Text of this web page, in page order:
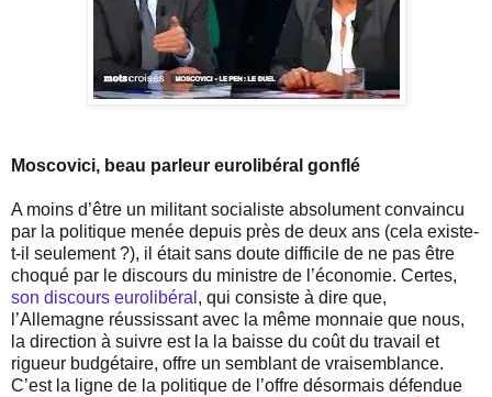
Moscovici, beau parleur eurolibéral gonflé
A moins d’être un militant socialiste absolument convaincu
par la politique menée depuis près de deux ans (cela existe-
t-il seulement ?), il était sans doute difficile de ne pas être
choqué par le discours du ministre de l’économie. Certes,
son discours eurolibéral , qui consiste à dire que,
l’Allemagne réussissant avec la même monnaie que nous,
la direction à suivre est la la baisse du coût du travail et
rigueur budgétaire, offre un semblant de vraisemblance.
C’est la ligne de la politique de l’offre désormais défendue